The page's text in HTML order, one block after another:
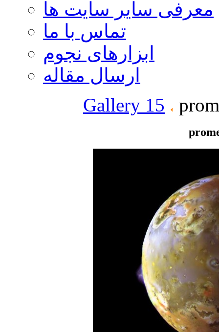
معرفی سایر سایت ها
تماس با ما
ابزارهای نجوم
ارسال مقاله
Gallery 15